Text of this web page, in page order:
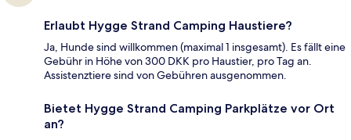
Erlaubt Hygge Strand Camping Haustiere?
Ja, Hunde sind willkommen (maximal 1 insgesamt). Es fällt eine
Gebühr in Höhe von 300 DKK pro Haustier, pro Tag an.
Assistenztiere sind von Gebühren ausgenommen.
Bietet Hygge Strand Camping Parkplätze vor Ort
an?